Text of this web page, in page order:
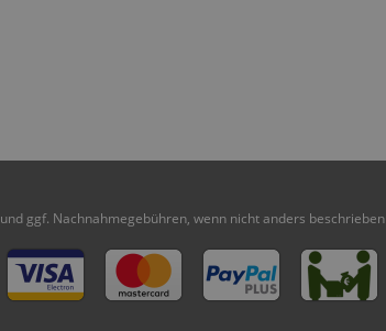
und ggf. Nachnahmegebühren, wenn nicht anders beschrieben